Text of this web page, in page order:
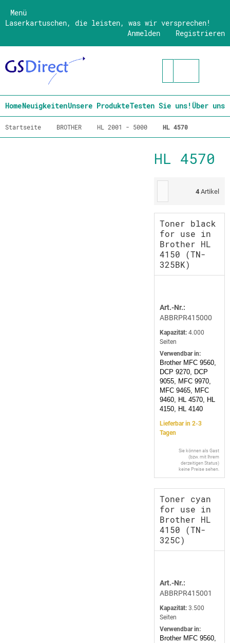
Menü
Laserkartuschen, die leisten, was wir versprechen!
Registrieren
Anmelden
HomeNeuigkeitenUnsere ProdukteTesten Sie uns!Über uns
Startseite BROTHER HL 2001 - 5000 HL 4570
HL 4570
4 Artikel
Toner black
for use in
Brother HL
4150 (TN-
325BK)
Art.-Nr.:
ABBRPR415000
Kapazität: 4.000
Seiten
Verwendbar in:
Brother MFC 9560,
DCP 9270, DCP
9055, MFC 9970,
MFC 9465, MFC
9460, HL 4570, HL
4150, HL 4140
Lieferbar in 2-3
Tagen
Sie können als Gast
(bzw. mit Ihrem
derzeitigen Status)
keine Preise sehen.
Toner cyan
for use in
Brother HL
4150 (TN-
325C)
Art.-Nr.:
ABBRPR415001
Kapazität: 3.500
Seiten
Verwendbar in:
Brother MFC 9560,